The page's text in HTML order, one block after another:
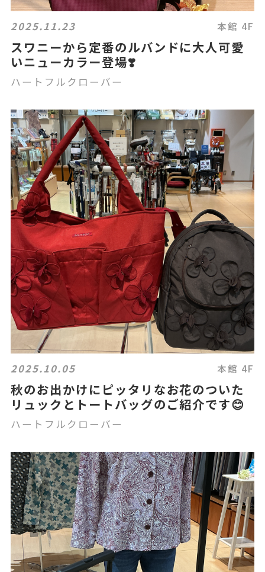
2025.11.23 本館 4F
スワニーから定番のルバンドに大人可愛
いニューカラー登場❣️
ハートフルクローバー
2025.10.05 本館 4F
秋のお出かけにピッタリなお花のついた
リュックとトートバッグのご紹介です😊
ハートフルクローバー